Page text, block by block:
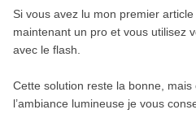
Si vous avez lu mon premier
maintenant un pro et vous utilisez
avec le flash.
Cette solution reste la bonne,
l’ambiance lumineuse je vous